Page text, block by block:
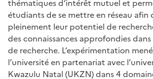
thématiques d’intérêt mutuel et
étudiants de se mettre en réseau afin
pleinement leur potentiel de
des connaissances approfondies
de recherche. L’expérimentation
l’université en partenariat avec
Kwazulu Natal (UKZN) dans 4